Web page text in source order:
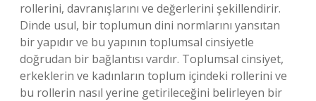
rollerini, davranışlarını ve değerlerini şekillendirir.
Dinde usul, bir toplumun dini normlarını yansıtan
bir yapıdır ve bu yapının toplumsal cinsiyetle
doğrudan bir bağlantısı vardır. Toplumsal cinsiyet,
erkeklerin ve kadınların toplum içindeki rollerini ve
bu rollerin nasıl yerine getirileceğini belirleyen bir